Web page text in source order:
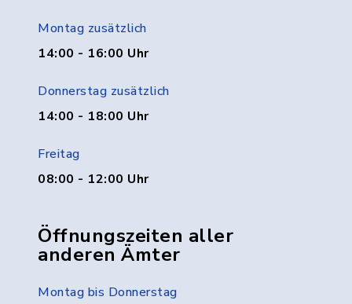
Montag zusätzlich
14:00 - 16:00 Uhr
Donnerstag zusätzlich
14:00 - 18:00 Uhr
Freitag
08:00 - 12:00 Uhr
Öffnungszeiten aller
anderen Ämter
Montag bis Donnerstag